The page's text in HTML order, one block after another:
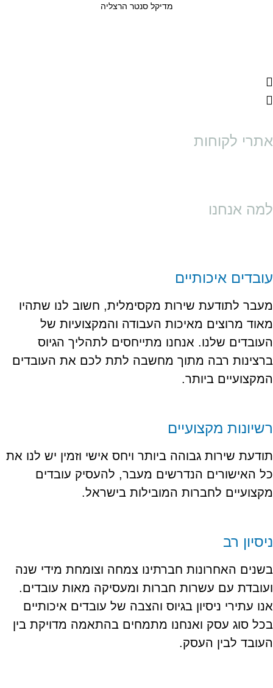
מדיקל סנטר הרצליה
אתרי לקוחות
למה אנחנו
עובדים איכותיים
מעבר לתודעת שירות מקסימלית, חשוב לנו שתהיו
מאוד מרוצים מאיכות העבודה והמקצועיות של
העובדים שלנו. אנחנו מתייחסים לתהליך הגיוס
ברצינות רבה מתוך מחשבה לתת לכם את העובדים
המקצועיים ביותר.
רשיונות מקצועיים
תודעת שירות גבוהה ביותר ויחס אישי וזמין יש לנו את
כל האישורים הנדרשים מעבר, להעסיק עובדים
מקצועיים לחברות המובילות בישראל.
ניסיון רב
בשנים האחרונות חברתינו צמחה וצומחת מידי שנה
ועובדת עם עשרות חברות ומעסיקה מאות עובדים.
אנו עתירי ניסיון בגיוס והצבה של עובדים איכותיים
בכל סוג עסק ואנחנו מתמחים בהתאמה מדויקת בין
העובד לבין העסק.